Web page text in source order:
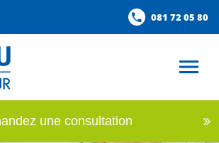
081 72 05 80
une consultation